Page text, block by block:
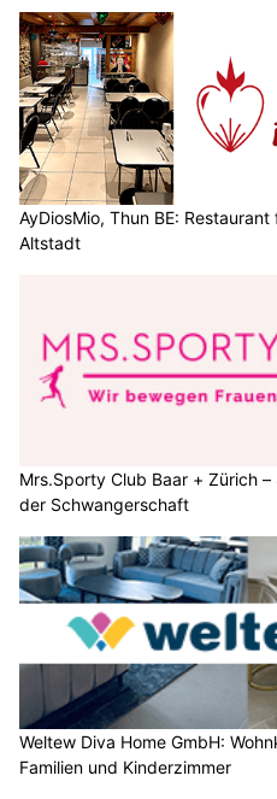
AyDiosMio, Thun BE:
Altstadt
Mrs.Sporty Club Baar + Zürich
der Schwangerschaft
Weltew Diva Home GmbH:
Familien und Kinderzimmer